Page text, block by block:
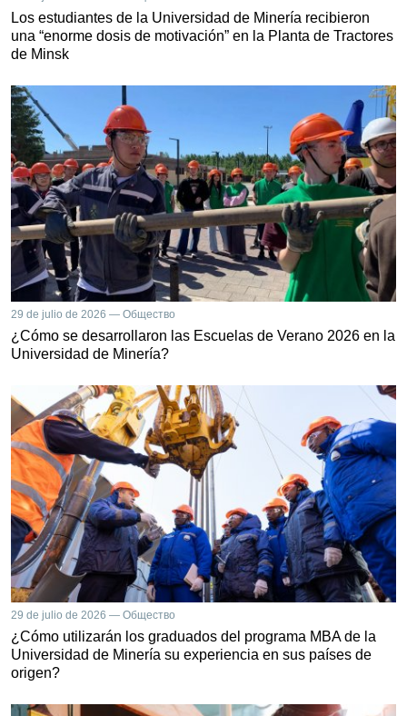
Los estudiantes de la Universidad de Minería recibieron
una “enorme dosis de motivación” en la Planta de Tractores
de Minsk
29 de julio de 2026 — Общество
¿Cómo se desarrollaron las Escuelas de Verano 2026 en la
Universidad de Minería?
29 de julio de 2026 — Общество
¿Cómo utilizarán los graduados del programa MBA de la
Universidad de Minería su experiencia en sus países de
origen?